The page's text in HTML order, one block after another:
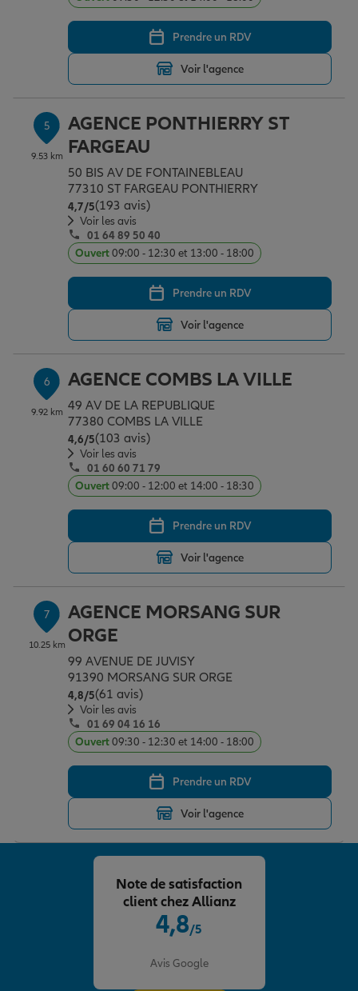
Prendre un RDV
Voir l'agence
5
9.53 km
AGENCE PONTHIERRY ST
FARGEAU
50 BIS AV DE FONTAINEBLEAU
77310 ST FARGEAU PONTHIERRY
4,7/5Note de 4.7 sur 5
(193 avis)
Voir les avis
01 64 89 50 40
Ouvert09:00 - 12:30 et 13:00 - 18:00
Prendre un RDV
Voir l'agence
6
9.92 km
AGENCE COMBS LA VILLE
49 AV DE LA REPUBLIQUE
77380 COMBS LA VILLE
4,6/5Note de 4.6 sur 5
(103 avis)
Voir les avis
01 60 60 71 79
Ouvert09:00 - 12:00 et 14:00 - 18:30
Prendre un RDV
Voir l'agence
7
10.25 km
AGENCE MORSANG SUR
ORGE
99 AVENUE DE JUVISY
91390 MORSANG SUR ORGE
4,8/5Note de 4.8 sur 5
(61 avis)
Voir les avis
01 69 04 16 16
Ouvert09:30 - 12:30 et 14:00 - 18:00
Prendre un RDV
Voir l'agence
4,8/5
Avis Google
Note de satisfaction
client chez Allianz